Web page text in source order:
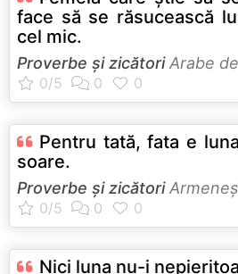
face să se răsucească
cel mic.
Proverbe și zicătoriArabe
Pentru tată, fata e
soare.
Proverbe și zicători
Nici luna nu-i